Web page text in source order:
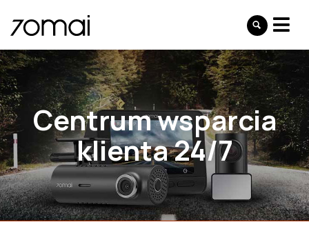
Centrum wsparcia
klienta 24/7